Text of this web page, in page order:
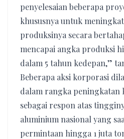
penyelesaian beberapa
khususnya untuk
produksinya secara
mencapai angka produksi
dalam 5 tahun kedepan,”
Beberapa aksi korporasi
dalam rangka peningkatan
sebagai respon atas
aluminium nasional yang
permintaan hingga 1 juta